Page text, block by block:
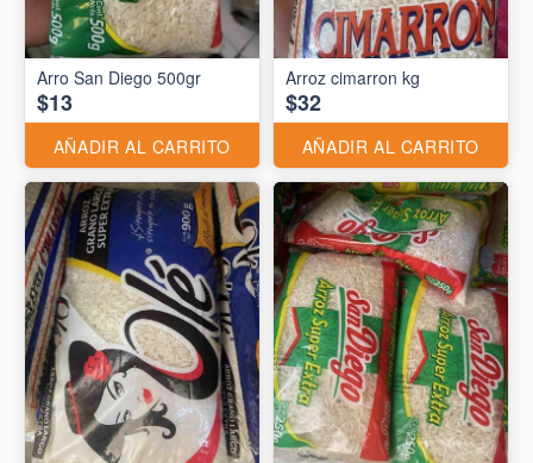
Arro San Diego 500gr
$13
AÑADIR AL CARRITO
Arroz cimarron kg
$32
AÑADIR AL CARRITO